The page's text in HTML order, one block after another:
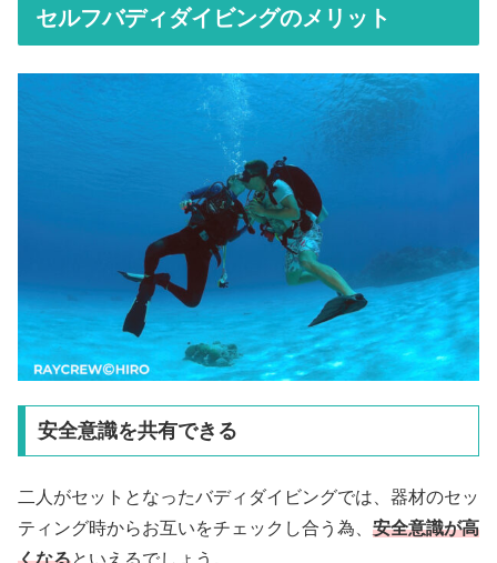
セルフバディダイビングのメリット
安全意識を共有できる
二人がセットとなったバディダイビングでは、器材のセッ
ティング時からお互いをチェックし合う為、 安全意識が高
くなるといえるでしょう。